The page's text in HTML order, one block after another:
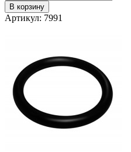
В корзину
Артикул: 7991